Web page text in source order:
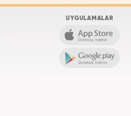
UYGULAMALAR